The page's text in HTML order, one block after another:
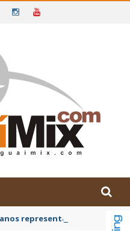
representam o Brasil no